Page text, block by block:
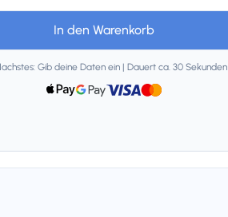
In den Warenkorb
Gib deine Daten ein | Dauert ca. 30 Sekunden